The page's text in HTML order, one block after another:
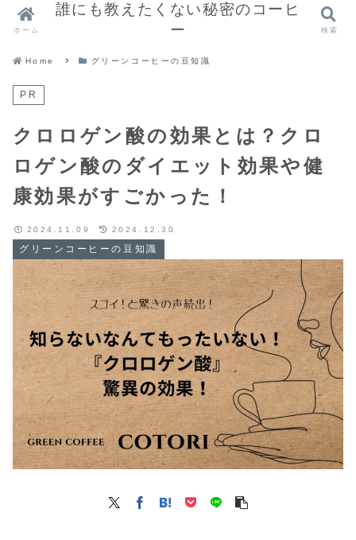
Home グリーンコーヒーの豆知識
PR
クロロゲン酸の効果とは？クロ
ロゲン酸のダイエット効果や健
康効果がすごかった！
グリーンコーヒーの豆知識
2024.11.09 2024.12.30
ホーム
誰にも教えたくない秘密のコーヒ
ー
検索